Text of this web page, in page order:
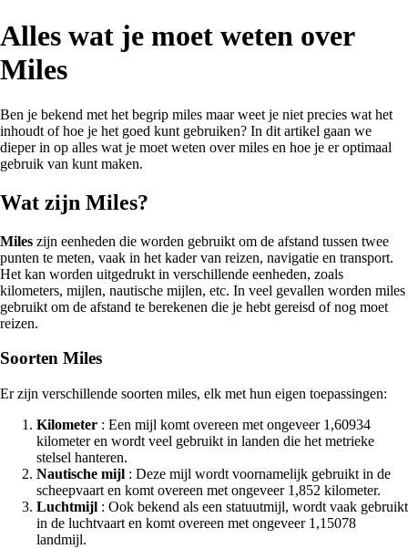
Alles wat je moet weten over
Miles
Ben je bekend met het begrip miles maar weet je niet precies wat het
inhoudt of hoe je het goed kunt gebruiken? In dit artikel gaan we
dieper in op alles wat je moet weten over miles en hoe je er optimaal
gebruik van kunt maken.
Wat zijn Miles?
Miles zijn eenheden die worden gebruikt om de afstand tussen twee
punten te meten, vaak in het kader van reizen, navigatie en transport.
Het kan worden uitgedrukt in verschillende eenheden, zoals
kilometers, mijlen, nautische mijlen, etc. In veel gevallen worden miles
gebruikt om de afstand te berekenen die je hebt gereisd of nog moet
reizen.
Soorten Miles
Er zijn verschillende soorten miles, elk met hun eigen toepassingen:
Kilometer : Een mijl komt overeen met ongeveer 1,60934
kilometer en wordt veel gebruikt in landen die het metrieke
stelsel hanteren.
Nautische mijl : Deze mijl wordt voornamelijk gebruikt in de
scheepvaart en komt overeen met ongeveer 1,852 kilometer.
Luchtmijl : Ook bekend als een statuutmijl, wordt vaak gebruikt
in de luchtvaart en komt overeen met ongeveer 1,15078
landmijl.